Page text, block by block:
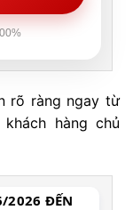
rõ ràng ngay từ
hàng chủ
2026 ĐẾN